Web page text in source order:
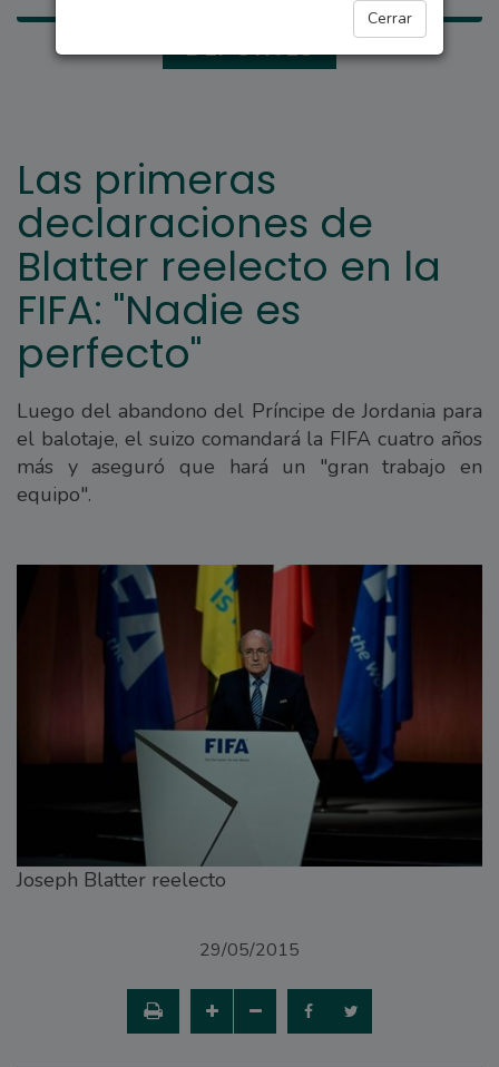
Cerrar
DEPORTES
Las primeras
declaraciones de
Blatter reelecto en la
FIFA: "Nadie es
perfecto"
Luego del abandono del Príncipe de Jordania para
el balotaje, el suizo comandará la FIFA cuatro años
más y aseguró que hará un "gran trabajo en
equipo".
Joseph Blatter reelecto
29/05/2015